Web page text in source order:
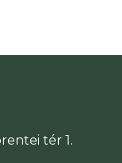
tér 1.